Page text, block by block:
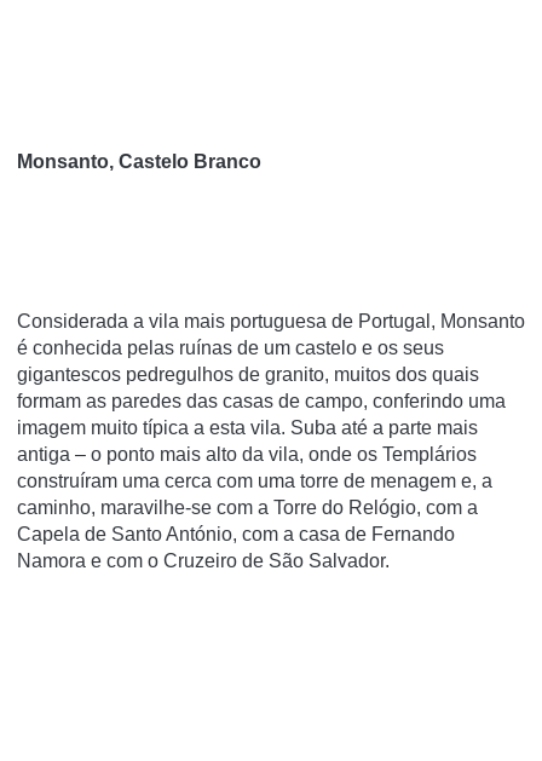
Monsanto, Castelo Branco
Considerada a vila mais portuguesa de Portugal, Monsanto
é conhecida pelas ruínas de um castelo e os seus
gigantescos pedregulhos de granito, muitos dos quais
formam as paredes das casas de campo, conferindo uma
imagem muito típica a esta vila. Suba até a parte mais
antiga – o ponto mais alto da vila, onde os Templários
construíram uma cerca com uma torre de menagem e, a
caminho, maravilhe-se com a Torre do Relógio, com a
Capela de Santo António, com a casa de Fernando
Namora e com o Cruzeiro de São Salvador.